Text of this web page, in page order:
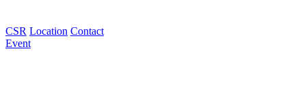
CSR Location Contact
Event